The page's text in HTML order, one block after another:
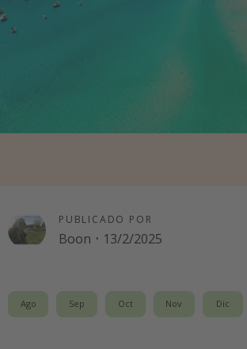
PUBLICADO POR
Boon · 13/2/2025
Ago Sep Oct Nov Dic